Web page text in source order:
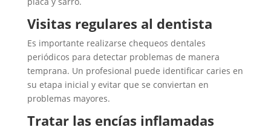
Visitas regulares al dentista
Es importante realizarse chequeos dentales
periódicos para detectar problemas de manera
temprana. Un profesional puede identificar caries en
su etapa inicial y evitar que se conviertan en
problemas mayores.
Tratar las encías inflamadas